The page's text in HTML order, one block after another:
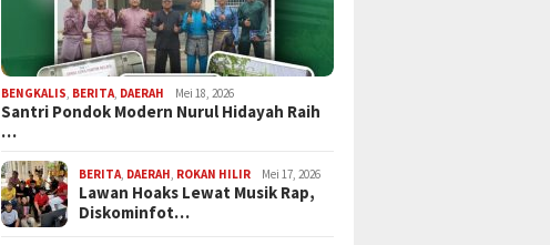
BENGKALIS BERITA DAERAH Mei 18, 2026
Santri Pondok Modern Nurul Hidayah Raih
…
BERITA DAERAH ROKAN HILIR Mei 17, 2026
Lawan Hoaks Lewat Musik Rap,
Diskominfot…